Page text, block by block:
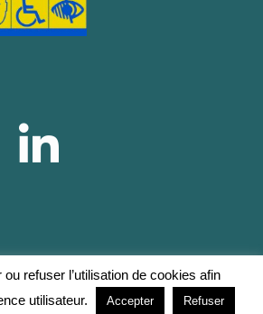
Tous droits
légales–Protection des données
refuser l’utilisation de cookies afin
utilisateur.
Accepter Refuser